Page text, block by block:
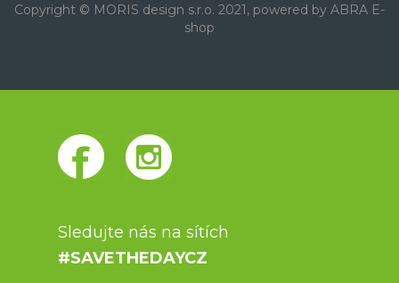
Copyright © MORIS design s.r.o. 2021, powered by ABRA E-
shop
Sledujte nás na sítích
#SAVETHEDAYCZ